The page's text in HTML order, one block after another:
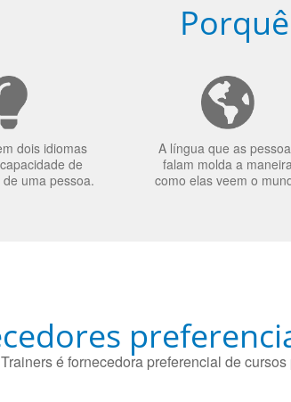
dois idiomas
de
uma pessoa.
A língua que as
falam molda a
como elas veem o
é fornecedora preferencial de cursos